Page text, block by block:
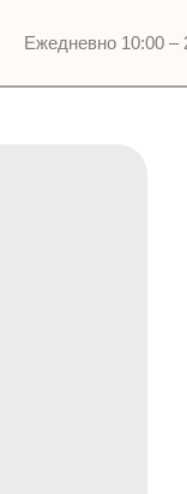
Ежедневно 10:00 – 20:00